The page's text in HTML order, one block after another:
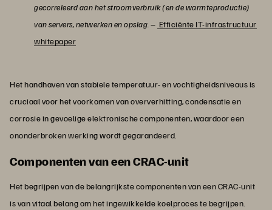
gecorreleerd aan het stroomverbruik (en de warmteproductie)
van servers, netwerken en opslag. – Efficiënte IT-infrastructuur
whitepaper
Het handhaven van stabiele temperatuur- en vochtigheidsniveaus is
cruciaal voor het voorkomen van oververhitting, condensatie en
corrosie in gevoelige elektronische componenten, waardoor een
ononderbroken werking wordt gegarandeerd.
Componenten van een CRAC-unit
Het begrijpen van de belangrijkste componenten van een CRAC-unit
is van vitaal belang om het ingewikkelde koelproces te begrijpen.